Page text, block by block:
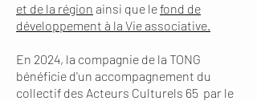
et de la région ainsi que lefond de
développement à la Vie associative.
En 2024, la compagnie de la TONG
bénéficie d'un accompagnement du
collectif des Acteurs Culturels 65 par le